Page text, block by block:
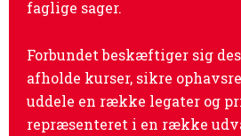
faglige sager.
Forbundet beskæftiger sig
afholde kurser, sikre
uddele en række legater og
repræsenteret i en række